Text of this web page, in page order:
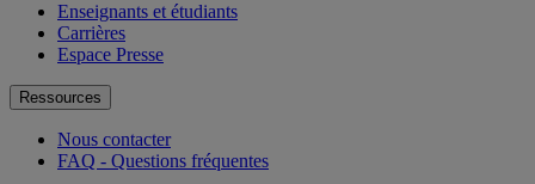
Enseignants et étudiants
Carrières
Espace Presse
Ressources
Nous contacter
FAQ - Questions fréquentes